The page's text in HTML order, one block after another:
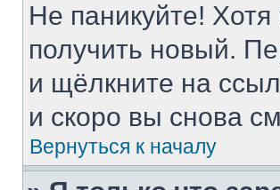
Не паникуйте!
получить новый.
и щёлкните на
и скоро вы снова
Вернуться к началу